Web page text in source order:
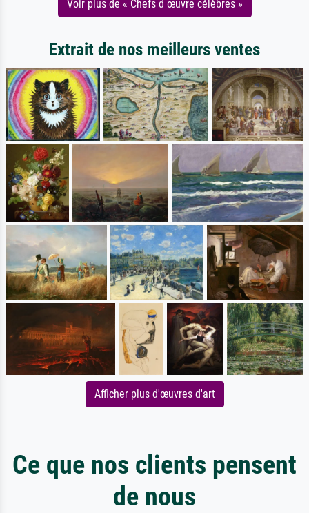
Voir plus de « Chefs d œuvre célèbres »
Extrait de nos meilleurs ventes
Afficher plus d'œuvres d'art
Ce que nos clients pensent
de nous